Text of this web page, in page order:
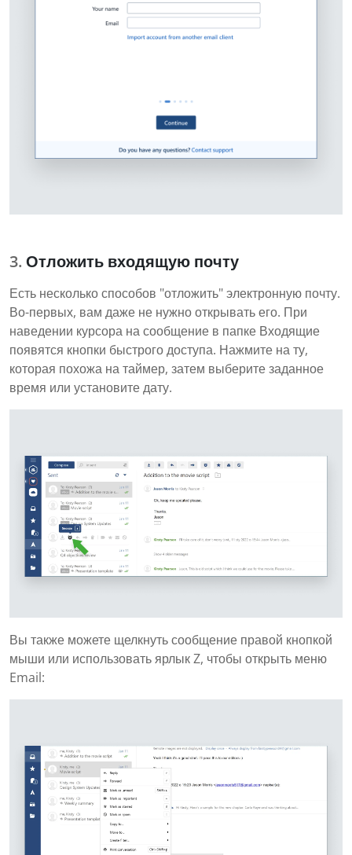
Отложить входящую почту
Есть несколько способов "отложить" электронную почту.
Во-первых, вам даже не нужно открывать его. При
наведении курсора на сообщение в папке Входящие
появятся кнопки быстрого доступа. Нажмите на ту,
которая похожа на таймер, затем выберите заданное
время или установите дату.
Вы также можете щелкнуть сообщение правой кнопкой
мыши или использовать ярлык Z, чтобы открыть меню
Email: